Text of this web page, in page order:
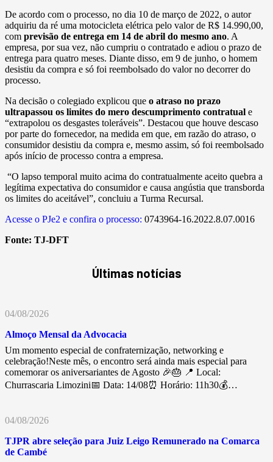
De acordo com o processo, no dia 10 de março de 2022, o autor
adquiriu da ré uma motocicleta elétrica pelo valor de R$ 14.990,00,
com previsão de entrega em 14 de abril do mesmo ano. A
empresa, por sua vez, não cumpriu o contratado e adiou o prazo de
entrega para quatro meses. Diante disso, em 9 de junho, o homem
desistiu da compra e só foi reembolsado do valor no decorrer do
processo.
Na decisão o colegiado explicou que o atraso no prazo
ultrapassou os limites do mero descumprimento contratual e
“extrapolou os desgastes toleráveis”. Destacou que houve descaso
por parte do fornecedor, na medida em que, em razão do atraso, o
consumidor desistiu da compra e, mesmo assim, só foi reembolsado
após início de processo contra a empresa.
“O lapso temporal muito acima do contratualmente aceito quebra a
legítima expectativa do consumidor e causa angústia que transborda
os limites do aceitável”, concluiu a Turma Recursal.
Acesse o PJe2 e confira o processo: 0743964-16.2022.8.07.0016
Fonte: TJ-DFT
Últimas notícias
04/08/2026
Almoço Mensal da Advocacia
Um momento especial de confraternização, networking e
celebração!Neste mês, o encontro será ainda mais especial para
comemorar os aniversariantes de Agosto 🎉🎂 📍 Local:
Churrascaria Limozini📅 Data: 14/08⏰ Horário: 11h30💰…
04/08/2026
TJPR abre seleção para Juiz Leigo Remunerado na Comarca
de Cambé